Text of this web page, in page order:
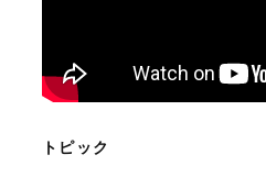
トピック